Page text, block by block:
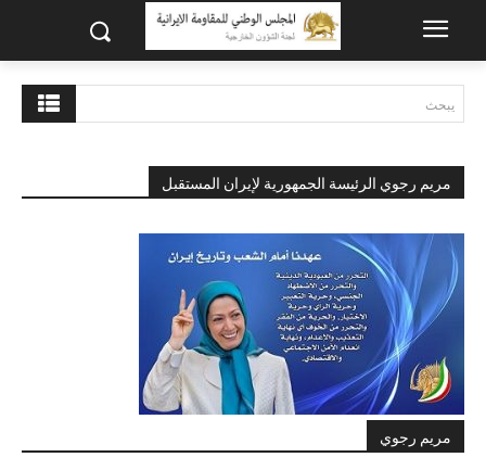
يبحث
مريم رجوي الرئيسة الجمهورية لإيران المستقبل
مريم رجوي